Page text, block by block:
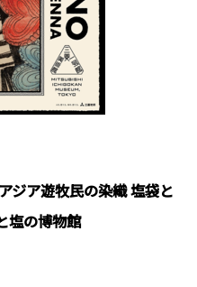
ジア遊牧民の染織 塩袋と
塩の博物館